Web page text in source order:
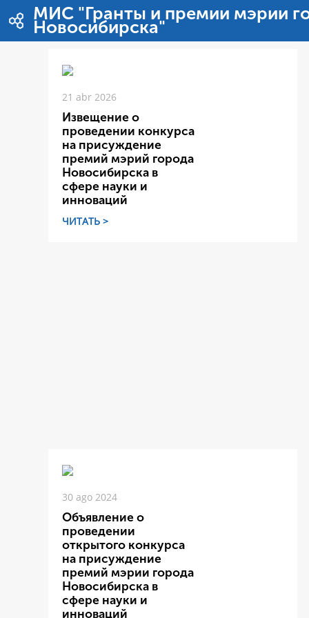
Saltar al contenido
МИС "Гранты и премии мэрии
Новосибирска"
21 abr 2026
Извещение о
проведении конкурса
на присуждение
премий мэрий города
Новосибирска в
сфере науки и
инноваций
ЧИТАТЬ >
30 ago 2024
Объявление о
проведении
открытого конкурса
на присуждение
премий мэрии города
Новосибирска в
сфере науки и
инноваций